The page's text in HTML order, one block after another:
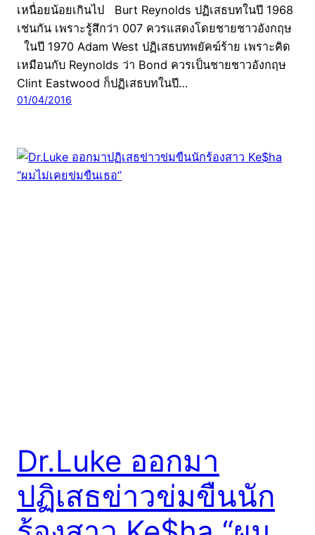
เหนื่อยน้อยเกินไป Burt Reynolds ปฏิเสธบทในปี 1968
เช่นกัน เพราะรู้สึกว่า 007 ควรแสดงโดยชายชาวอังกฤษ
ในปี 1970 Adam West ปฏิเสธบทพยัคฆ์ร้าย เพราะคิด
เหมือนกับ Reynolds ว่า Bond ควรเป็นชายชาวอังกฤษ
Clint Eastwood ก็ปฏิเสธบทในปี…
01/04/2016
Dr.Luke ออกมา
ปฏิเสธข่าวข่มขืนนัก